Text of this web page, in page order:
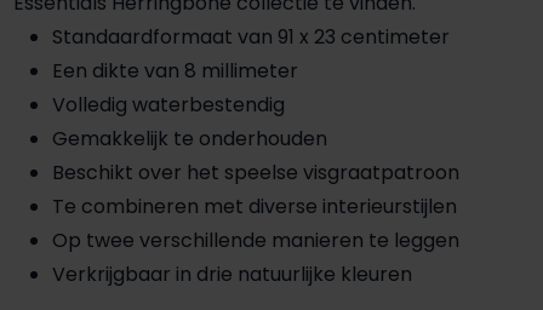
Standaardformaat van 91 x 23 centimeter
Een dikte van 8 millimeter
Volledig waterbestendig
Gemakkelijk te onderhouden
Beschikt over het speelse visgraatpatroon
Te combineren met diverse interieurstijlen
Op twee verschillende manieren te leggen
Verkrijgbaar in drie natuurlijke kleuren